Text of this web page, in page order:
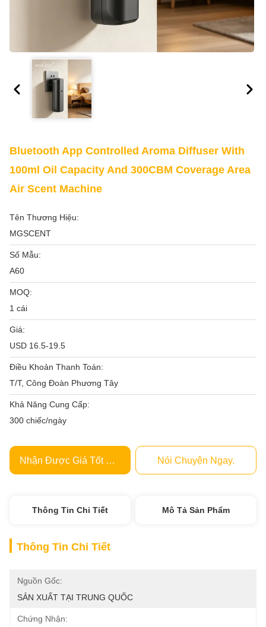
Bluetooth App Controlled Aroma Diffuser With
100ml Oil Capacity And 300CBM Coverage Area
Air Scent Machine
Tên Thương Hiệu:
MGSCENT
Số Mẫu:
A60
MOQ:
1 cái
Giá:
USD 16.5-19.5
Điều Khoản Thanh Toán:
T/T, Công Đoàn Phương Tây
Khả Năng Cung Cấp:
300 chiếc/ngày
Nhận Được Giá Tốt Nhất Nói Chuyện Ngay.
Thông Tin Chi Tiết Mô Tả Sản Phẩm
Thông Tin Chi Tiết
Nguồn Gốc:
SẢN XUẤT TẠI TRUNG QUỐC
Chứng Nhận: